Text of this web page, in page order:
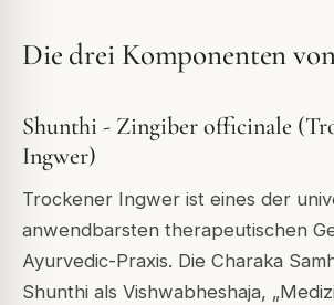
Die drei Komponenten
Shunthi - Zingiber officinale
Ingwer)
Trockener Ingwer ist eines der
anwendbarsten therapeutischen
Ayurvedic-Praxis. Die Charaka
Shunthi als Vishwabheshaja,